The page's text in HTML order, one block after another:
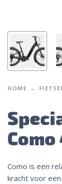
HOME
Como is een
kracht voor